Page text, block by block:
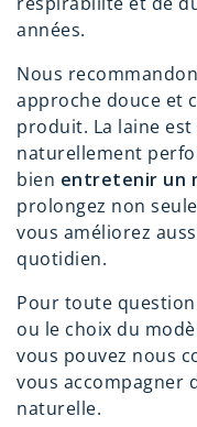
années.
Nous
approche douce et
produit. La laine
naturellement
bien entretenir un
prolongez non
vous améliorez
quotidien.
Pour toute
ou le choix du
vous pouvez nous
vous accompagner
naturelle.